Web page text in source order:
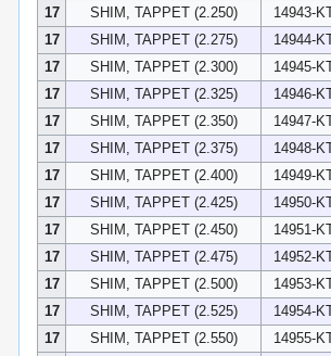
17
SHIM, TAPPET (2.250)
14943-
17
SHIM, TAPPET (2.275)
14944-
17
SHIM, TAPPET (2.300)
14945-
17
SHIM, TAPPET (2.325)
14946-
17
SHIM, TAPPET (2.350)
14947-
17
SHIM, TAPPET (2.375)
14948-
17
SHIM, TAPPET (2.400)
14949-
17
SHIM, TAPPET (2.425)
14950-
17
SHIM, TAPPET (2.450)
14951-
17
SHIM, TAPPET (2.475)
14952-
17
SHIM, TAPPET (2.500)
14953-
17
SHIM, TAPPET (2.525)
14954-
17
SHIM, TAPPET (2.550)
14955-